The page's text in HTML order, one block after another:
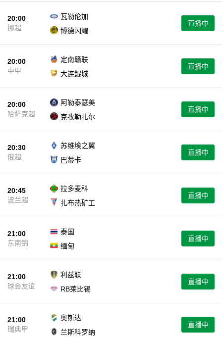
20:00
挪超
瓦勒伦加
博德闪耀
直播中
20:00
中甲
定南赣联
大连鲲城
直播中
20:00
哈萨克超
阿勒泰瑟美
克孜勒扎尔
直播中
20:30
俄超
苏维埃之翼
巴蒂卡
直播中
20:45
波兰超
拉多麦科
扎布热矿工
直播中
21:00
东南锦
泰国
缅甸
直播中
21:00
球会友谊
利兹联
RB莱比锡
直播中
21:00
瑞典甲
奥斯达
兰斯科罗纳
直播中